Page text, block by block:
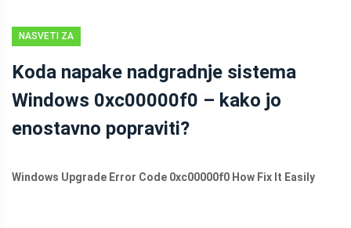
NASVETI ZA
KOPIRANJE
Koda napake nadgradnje sistema
Windows 0xc00000f0 – kako jo
enostavno popraviti?
Windows Upgrade Error Code 0xc00000f0 How Fix It Easily